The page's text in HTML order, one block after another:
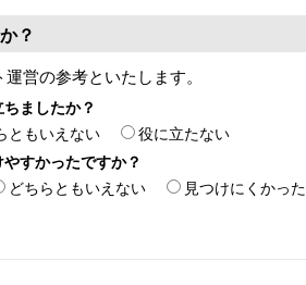
？
営の参考といたします。
ましたか？
ともいえない
役に立たない
すかったですか？
どちらともいえない 見つけにくかった